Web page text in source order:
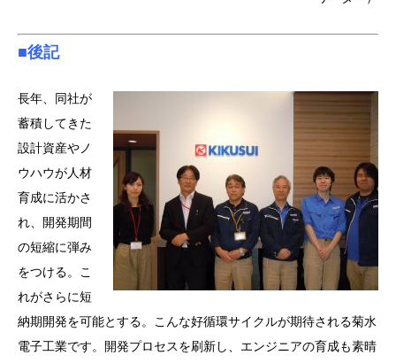
■後記
長年、同社が
蓄積してきた
設計資産やノ
ウハウが人材
育成に活かさ
れ、開発期間
の短縮に弾み
をつける。こ
れがさらに短
納期開発を可能とする。こんな好循環サイクルが期待される菊水
電子工業です。開発プロセスを刷新し、エンジニアの育成も素晴